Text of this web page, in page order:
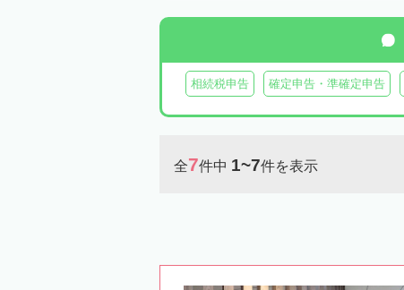
相続税申告 確定申告・準確定申告
全7件中 1~7件を表示